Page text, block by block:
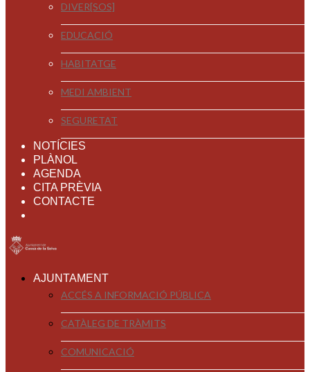
DIVER[SOS]
EDUCACIÓ
HABITATGE
MEDI AMBIENT
SEGURETAT
NOTÍCIES
PLÀNOL
AGENDA
CITA PRÈVIA
CONTACTE
AJUNTAMENT
ACCÉS A INFORMACIÓ PÚBLICA
CATÀLEG DE TRÀMITS
COMUNICACIÓ